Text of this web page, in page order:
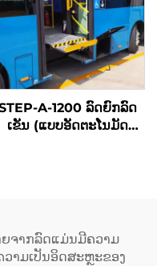
A-1200 ລົດຍົກລົດ
ເຂັນ (ແບບອັດຕະໂນມັດ
ຍຈາກລົດແມ່ນມີຄວາມ
າມເປັນອິດສະຫຼະຂອງ